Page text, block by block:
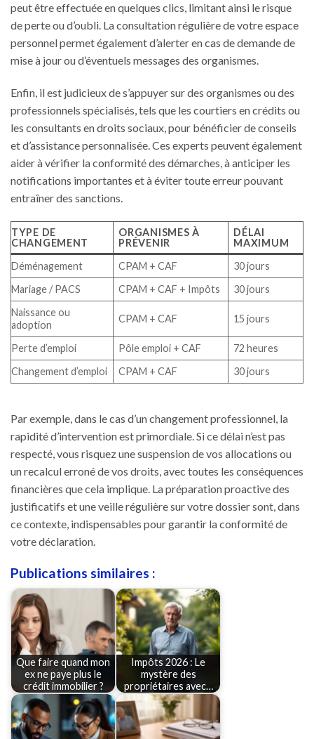
peut être effectuée en quelques clics, limitant ainsi le risque
de perte ou d’oubli. La consultation régulière de votre espace
personnel permet également d’alerter en cas de demande de
mise à jour ou d’éventuels messages des organismes.
Enfin, il est judicieux de s’appuyer sur des organismes ou des
professionnels spécialisés, tels que les courtiers en crédits ou
les consultants en droits sociaux, pour bénéficier de conseils
et d’assistance personnalisée. Ces experts peuvent également
aider à vérifier la conformité des démarches, à anticiper les
notifications importantes et à éviter toute erreur pouvant
entraîner des sanctions.
TYPE DE
CHANGEMENT
ORGANISMES À
PRÉVENIR
DÉLAI
MAXIMUM
Déménagement
CPAM + CAF
30 jours
Mariage / PACS
CPAM + CAF + Impôts
30 jours
Naissance ou
adoption
CPAM + CAF 15 jours
Perte d’emploi Pôle emploi + CAF
72 heures
Changement d’emploi
CPAM + CAF 30 jours
Par exemple, dans le cas d’un changement professionnel, la
rapidité d’intervention est primordiale. Si ce délai n’est pas
respecté, vous risquez une suspension de vos allocations ou
un recalcul erroné de vos droits, avec toutes les conséquences
financières que cela implique. La préparation proactive des
justificatifs et une veille régulière sur votre dossier sont, dans
ce contexte, indispensables pour garantir la conformité de
votre déclaration.
Publications similaires :
Que faire quand mon
ex ne paye plus le
crédit immobilier ?
Impôts 2026 : Le
mystère des
propriétaires avec…